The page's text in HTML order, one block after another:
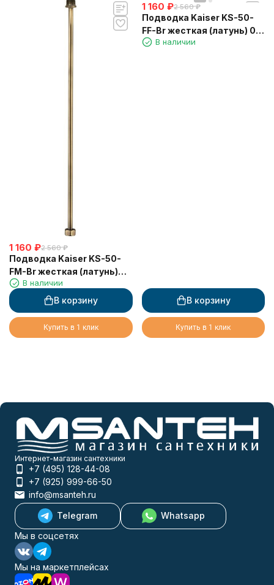
1 160 ₽2 560 ₽
Подводка Kaiser KS-50-
FM-Br жесткая (латунь)
0,5 г/ш бронза
В наличии
В корзину
Купить в 1 клик
1 160 ₽2 560 ₽
Подводка Kaiser KS-50-
FF-Br жесткая (латунь) 0,5
г/г бронза
В наличии
В корзину
Купить в 1 клик
Интернет-магазин сантехники
+7 (495) 128-44-08
+7 (925) 999-66-50
info@msanteh.ru
Telegram
Whatsapp
Мы в соцсетях
Мы на маркетплейсах